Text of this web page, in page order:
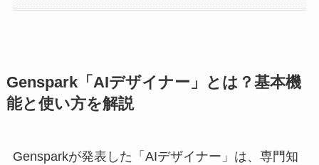
Genspark「AIデザイナー」とは？基本機
能と使い方を解説
Gensparkが発表した「AIデザイナー」は、専門知